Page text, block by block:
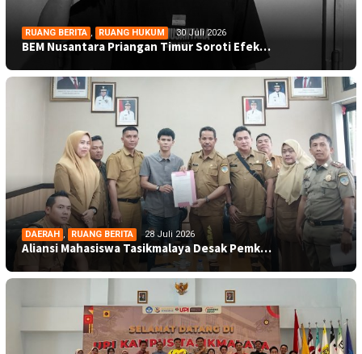
RUANG BERITA RUANG HUKUM 30 Juli 2026
BEM Nusantara Priangan Timur Soroti Efek…
DAERAH , RUANG BERITA 28 Juli 2026
Aliansi Mahasiswa Tasikmalaya Desak Pemk…